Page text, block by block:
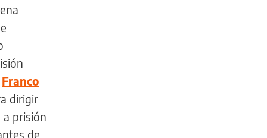
Franco
dirigir
a prisión
de